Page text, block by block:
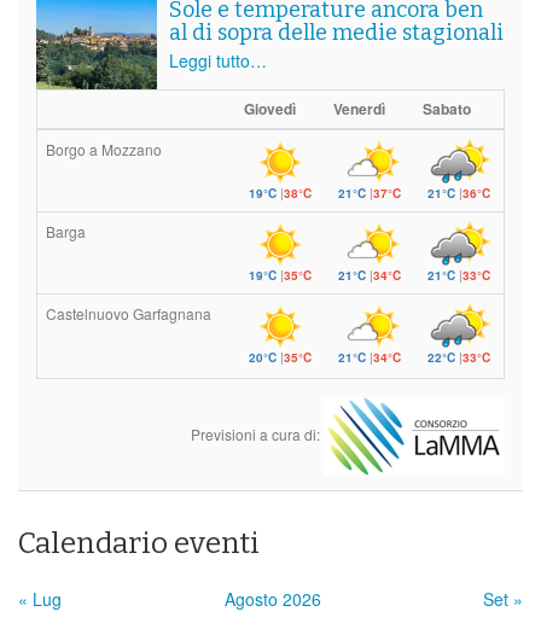
Sole e temperature ancora ben
al di sopra delle medie stagionali
Leggi tutto…
Giovedì Venerdì Sabato
Borgo a Mozzano
19°C |38°C 21°C |37°C 21°C |36°C
Barga
19°C |35°C 21°C |34°C 21°C |33°C
Castelnuovo Garfagnana
20°C |35°C 21°C |34°C 22°C |33°C
Previsioni a cura di:
Calendario eventi
« Lug Agosto 2026
Set »